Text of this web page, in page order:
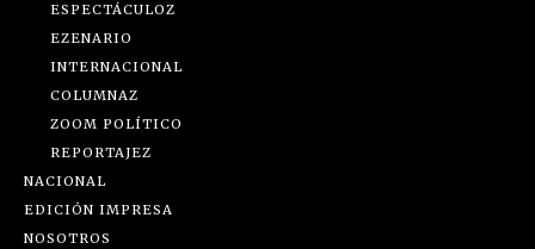
ESPECTÁCULOZ
EZENARIO
INTERNACIONAL
COLUMNAZ
ZOOM POLÍTICO
REPORTAJEZ
NACIONAL
EDICIÓN IMPRESA
NOSOTROS